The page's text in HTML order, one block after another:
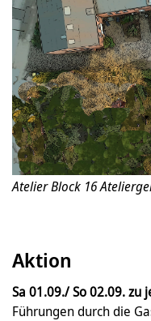
Atelier Block 16
Aktion
Sa 01.09./ So 02.09. zu
Führungen durch die